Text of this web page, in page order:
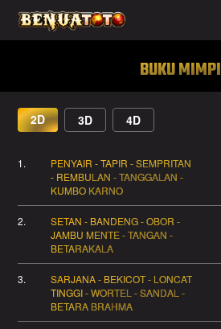
BUKU MIMPI
2D 3D 4D
1.
PENYAIR - TAPIR - SEMPRITAN
- REMBULAN - TANGGALAN -
KUMBO KARNO
2.
SETAN - BANDENG - OBOR -
JAMBU MENTE - TANGAN -
BETARAKALA
3.
SARJANA - BEKICOT - LONCAT
TINGGI - WORTEL - SANDAL -
BETARA BRAHMA